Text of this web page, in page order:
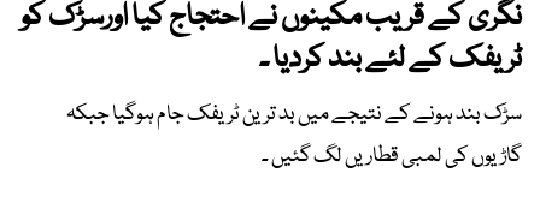
نگری کے قریب مکینوں نے احتجاج کیا اورسڑک کو
ٹریفک کے لئے بند کردیا ۔
سڑک بند ہونے کے نتیجے میں بد ترین ٹریفک جام ہوگیا جبکہ
گاڑیوں کی لمبی قطاریں لگ گئیں ۔